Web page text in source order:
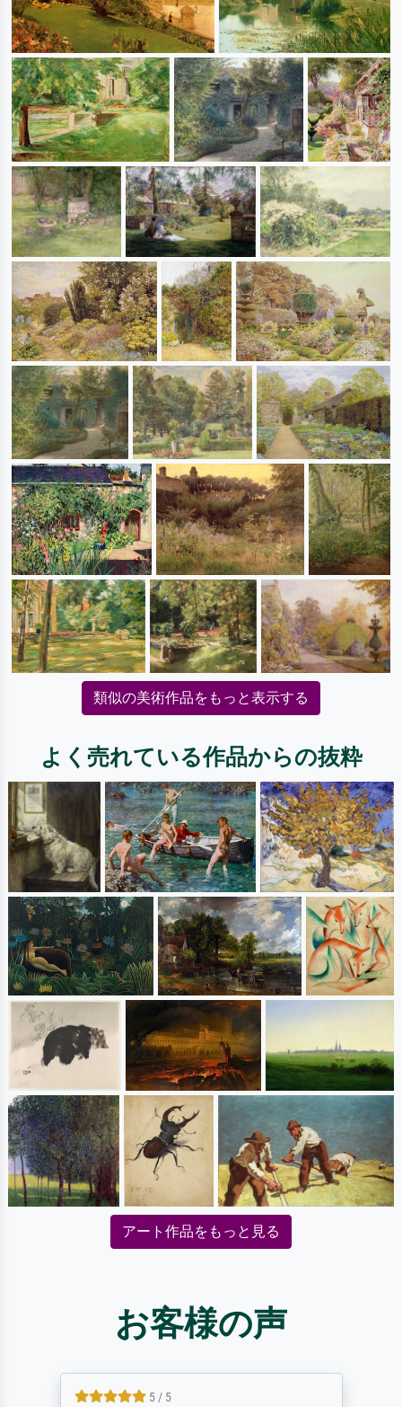
類似の美術作品をもっと表示する
よく売れている作品からの抜粋
アート作品をもっと見る
お客様の声
5 / 5